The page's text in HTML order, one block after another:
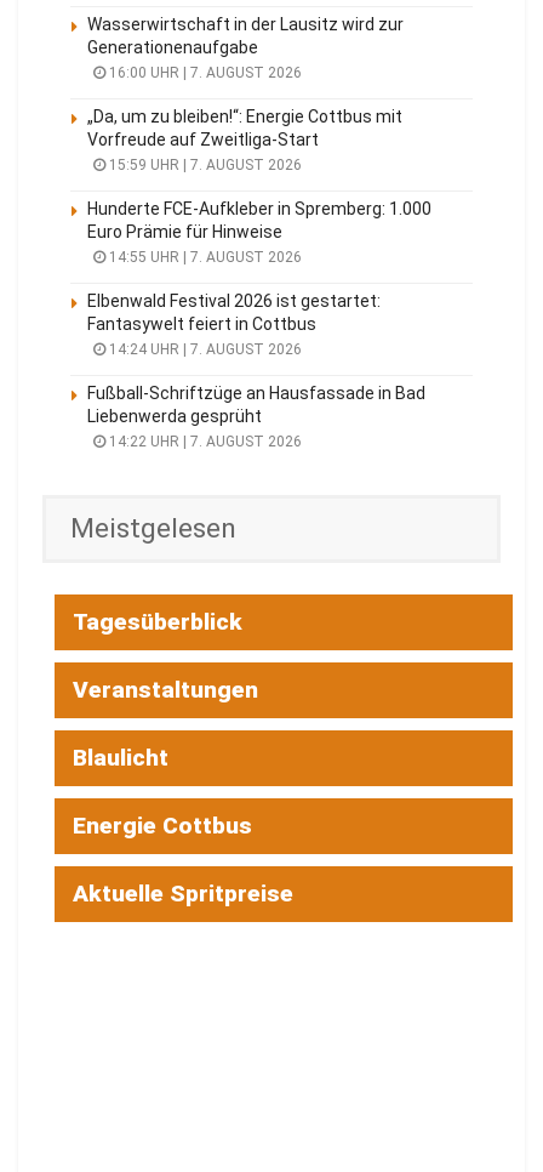
Wasserwirtschaft in der Lausitz wird zur
Generationenaufgabe
16:00 UHR | 7. AUGUST 2026
„Da, um zu bleiben!“: Energie Cottbus mit
Vorfreude auf Zweitliga-Start
15:59 UHR | 7. AUGUST 2026
Hunderte FCE-Aufkleber in Spremberg: 1.000
Euro Prämie für Hinweise
14:55 UHR | 7. AUGUST 2026
Elbenwald Festival 2026 ist gestartet:
Fantasywelt feiert in Cottbus
14:24 UHR | 7. AUGUST 2026
Fußball-Schriftzüge an Hausfassade in Bad
Liebenwerda gesprüht
14:22 UHR | 7. AUGUST 2026
Meistgelesen
Tagesüberblick
Veranstaltungen
Blaulicht
Energie Cottbus
Aktuelle Spritpreise